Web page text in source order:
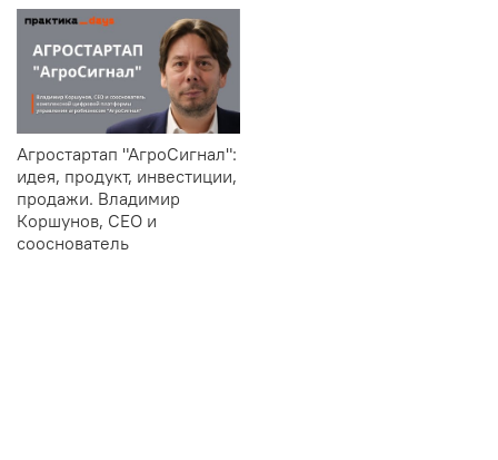
Агростартап "АгроСигнал":
идея, продукт, инвестиции,
продажи. Владимир
Коршунов, СЕО и
сооснователь